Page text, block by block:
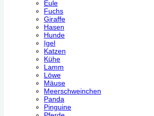
Eule
Fuchs
Giraffe
Hasen
Hunde
Igel
Katzen
Kühe
Lamm
Löwe
Mäuse
Meerschweinchen
Panda
Pinguine